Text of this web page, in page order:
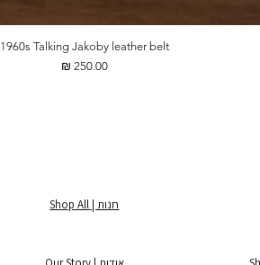
1960s Talking Jakoby leather belt
מחיר
חנות | Shop All